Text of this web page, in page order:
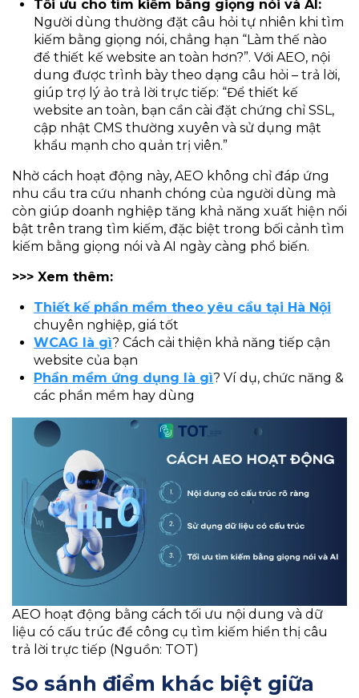
Tối ưu cho tìm kiếm bằng giọng nói và AI:
Người dùng thường đặt câu hỏi tự nhiên khi tìm
kiếm bằng giọng nói, chẳng hạn “Làm thế nào
để thiết kế website an toàn hơn?”. Với AEO, nội
dung được trình bày theo dạng câu hỏi – trả lời,
giúp trợ lý ảo trả lời trực tiếp: “Để thiết kế
website an toàn, bạn cần cài đặt chứng chỉ SSL,
cập nhật CMS thường xuyên và sử dụng mật
khẩu mạnh cho quản trị viên.”
Nhờ cách hoạt động này, AEO không chỉ đáp ứng
nhu cầu tra cứu nhanh chóng của người dùng mà
còn giúp doanh nghiệp tăng khả năng xuất hiện nổi
bật trên trang tìm kiếm, đặc biệt trong bối cảnh tìm
kiếm bằng giọng nói và AI ngày càng phổ biến.
>>> Xem thêm:
Thiết kế phần mềm theo yêu cầu tại Hà Nội
chuyên nghiệp, giá tốt
WCAG là gì? Cách cải thiện khả năng tiếp cận
website của bạn
Phần mềm ứng dụng là gì? Ví dụ, chức năng &
các phần mềm hay dùng
AEO hoạt động bằng cách tối ưu nội dung và dữ
liệu có cấu trúc để công cụ tìm kiếm hiển thị câu
trả lời trực tiếp (Nguồn: TOT)
So sánh điểm khác biệt giữa